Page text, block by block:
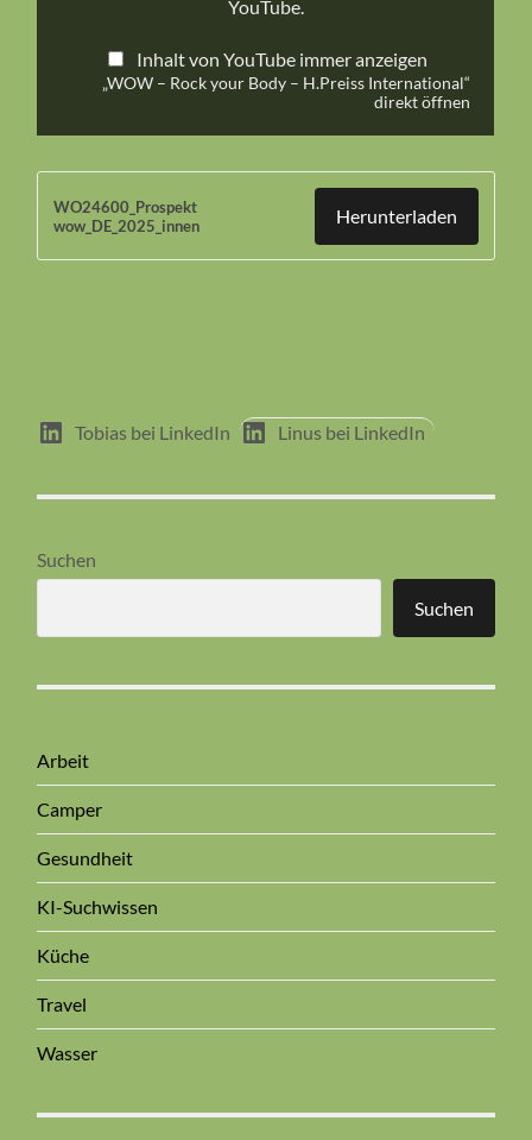
YouTube.
Inhalt von YouTube immer anzeigen
„WOW – Rock your Body – H.Preiss International“
direkt öffnen
WO24600_Prospekt
wow_DE_2025_innen
Herunterladen
Tobias bei LinkedIn Linus bei LinkedIn
Suchen
Suchen
Arbeit
Camper
Gesundheit
KI-Suchwissen
Küche
Travel
Wasser